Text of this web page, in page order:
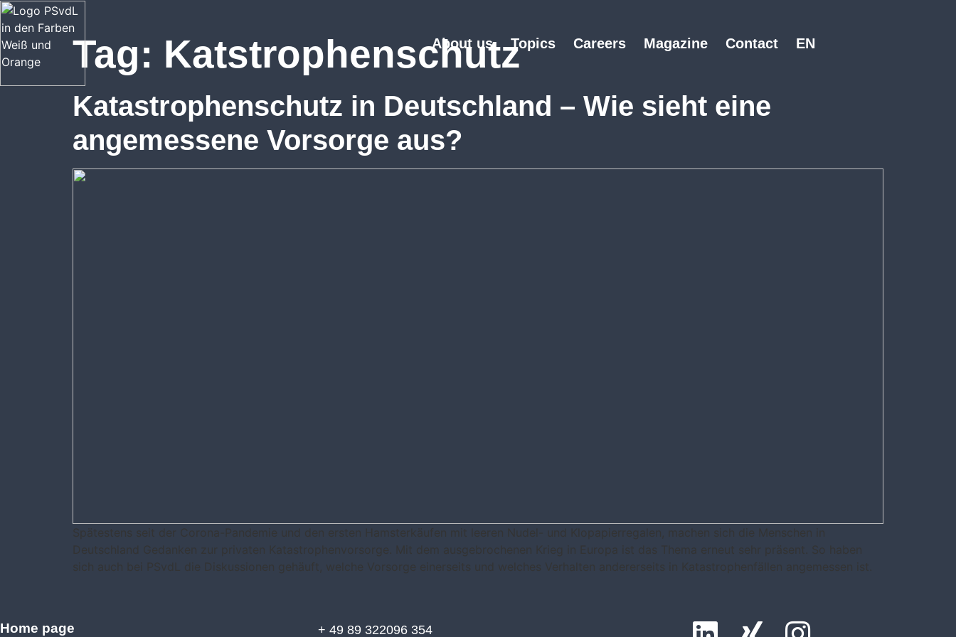
About us Topics Careers Magazine Contact EN
Tag: Katstrophenschutz
Katastrophenschutz in Deutschland – Wie sieht eine
angemessene Vorsorge aus?
Spätestens seit der Corona-Pandemie und den ersten Hamsterkäufen mit leeren Nudel- und Klopapierregalen, machen sich die Menschen in
Deutschland Gedanken zur privaten Katastrophenvorsorge. Mit dem ausgebrochenen Krieg in Europa ist das Thema erneut sehr präsent. So haben
sich auch bei PSvdL die Diskussionen gehäuft, welche Vorsorge einerseits und welches Verhalten andererseits in Katastrophenfällen angemessen ist.
Home page + 49 89 322096 354